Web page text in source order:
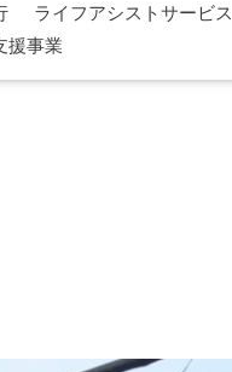
ライフアシストサービス
援事業